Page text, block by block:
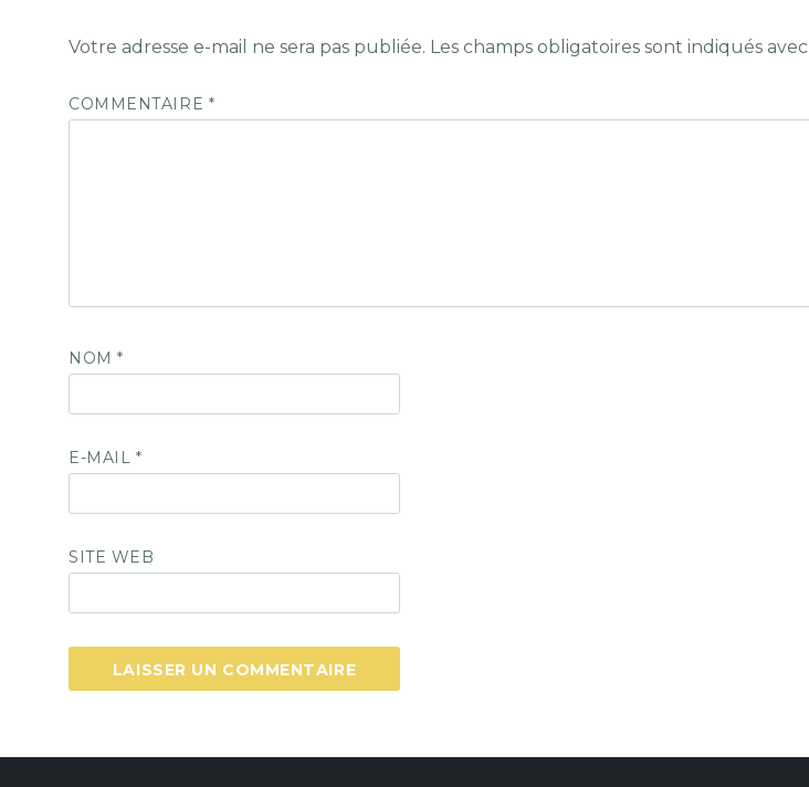
Votre adresse e-mail ne sera pas publiée. Les champs obligatoires sont indiqués avec
COMMENTAIRE *
NOM*
E-MAIL *
SITE WEB